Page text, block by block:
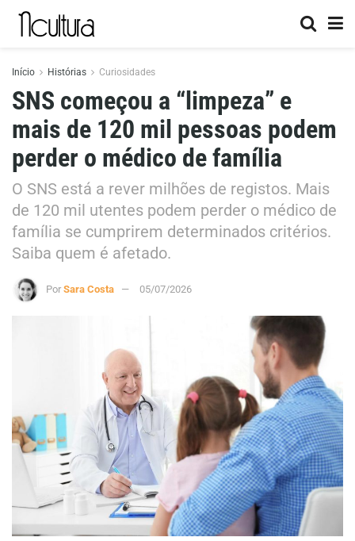
Início Histórias Curiosidades
SNS começou a “limpeza” e
mais de 120 mil pessoas podem
perder o médico de família
O SNS está a rever milhões de registos. Mais
de 120 mil utentes podem perder o médico de
família se cumprirem determinados critérios.
Saiba quem é afetado.
Por Sara Costa 05/07/2026